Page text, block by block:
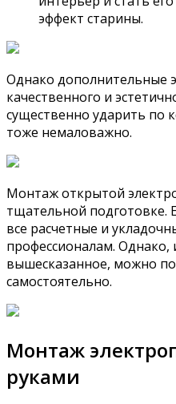
эффект старины.
Однако дополнительные
качественного и
существенно ударить по
тоже немаловажно.
Монтаж открытой
тщательной подготовке.
все расчетные и
профессионалам. Однако,
вышесказанное, можно
самостоятельно.
Монтаж
руками